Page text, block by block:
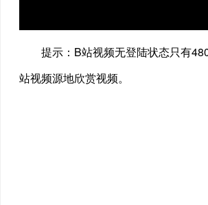
提示：B站视频无登陆状态只有
站视频源地欣赏视频。